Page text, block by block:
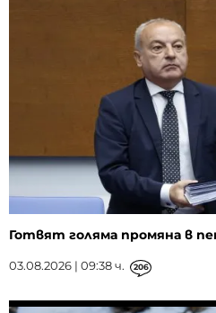
Готвят голяма промяна в
03.08.2026 | 09:38 ч. 206